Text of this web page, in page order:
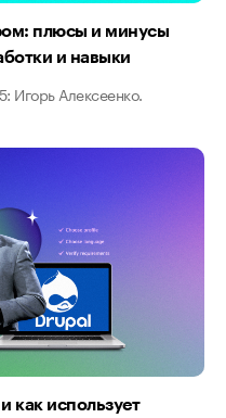
плюсы и минусы
и навыки
Игорь Алексеенко.
как использует